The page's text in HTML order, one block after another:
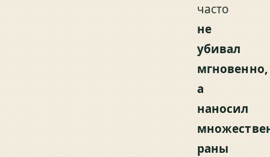
часто
не
убивал
мгновенно,
а
наносил
раны